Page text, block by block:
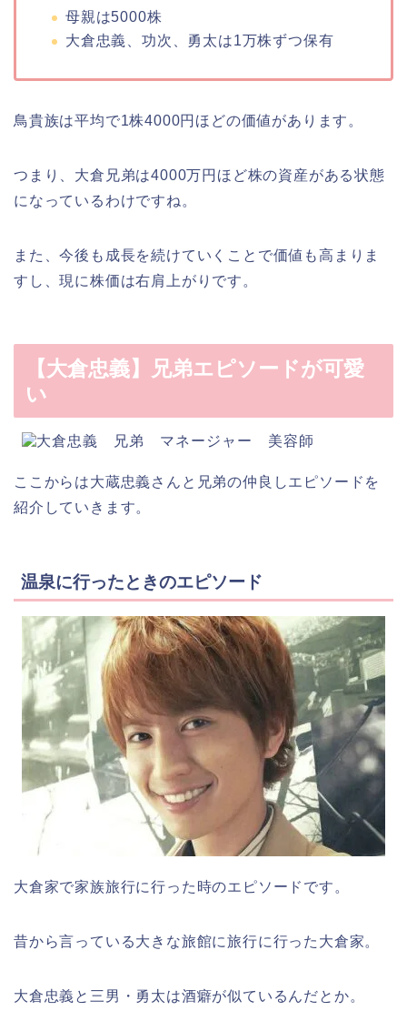
母親は5000株
大倉忠義、功次、勇太は1万株ずつ保有
鳥貴族は平均で1株4000円ほどの価値があります。
つまり、大倉兄弟は4000万円ほど株の資産がある状態
になっているわけですね。
また、今後も成長を続けていくことで価値も高まりま
すし、現に株価は右肩上がりです。
【大倉忠義】兄弟エピソードが可愛
い
ここからは大蔵忠義さんと兄弟の仲良しエピソードを
紹介していきます。
温泉に行ったときのエピソード
大倉家で家族旅行に行った時のエピソード です。
昔から言っている大きな旅館に旅行に行った大倉家。
大倉忠義と三男・勇太は酒癖が似ているんだとか。